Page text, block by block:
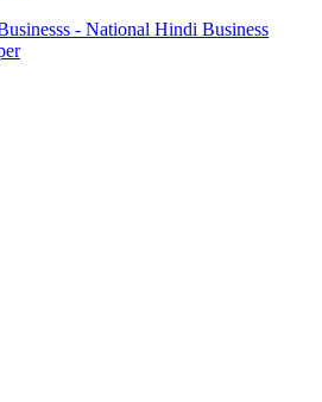
- National Hindi Business